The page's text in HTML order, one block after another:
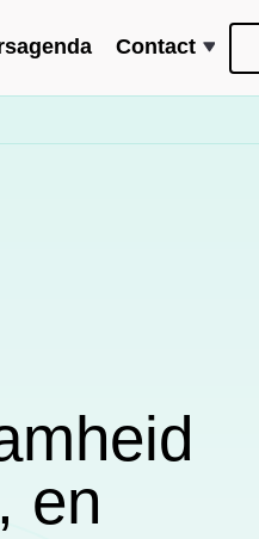
Contact
en